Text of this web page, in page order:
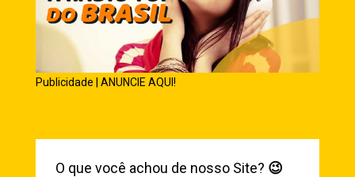
Publicidade | ANUNCIE AQUI!
O que você achou de nosso Site? 😉